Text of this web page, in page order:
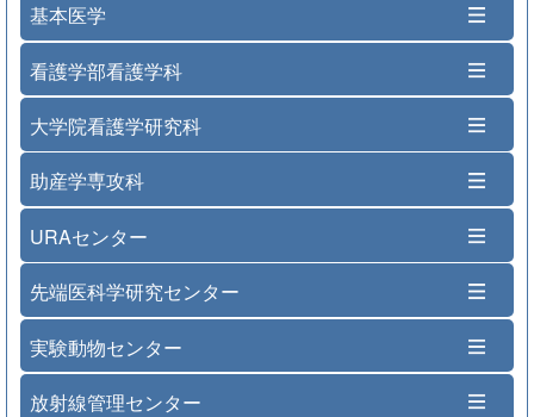
基本医学
看護学部看護学科
大学院看護学研究科
助産学専攻科
URAセンター
先端医科学研究センター
実験動物センター
放射線管理センター